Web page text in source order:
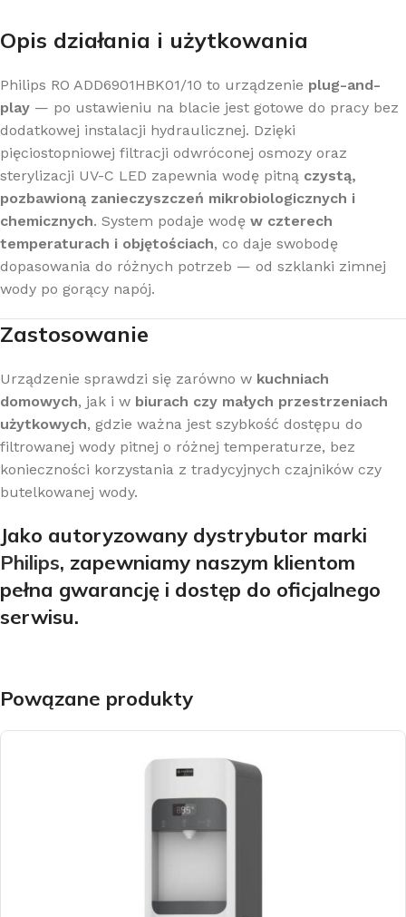
Opis działania i użytkowania
Philips RO ADD6901HBK01/10 to urządzenie plug-and-
play — po ustawieniu na blacie jest gotowe do pracy bez
dodatkowej instalacji hydraulicznej. Dzięki
pięciostopniowej filtracji odwróconej osmozy oraz
sterylizacji UV-C LED zapewnia wodę pitną czystą,
pozbawioną zanieczyszczeń mikrobiologicznych i
chemicznych. System podaje wodę w czterech
temperaturach i objętościach, co daje swobodę
dopasowania do różnych potrzeb — od szklanki zimnej
wody po gorący napój.
Zastosowanie
Urządzenie sprawdzi się zarówno w kuchniach
domowych, jak i w biurach czy małych przestrzeniach
użytkowych, gdzie ważna jest szybkość dostępu do
filtrowanej wody pitnej o różnej temperaturze, bez
konieczności korzystania z tradycyjnych czajników czy
butelkowanej wody.
Jako autoryzowany dystrybutor marki
Philips, zapewniamy naszym klientom
pełna gwarancję i dostęp do oficjalnego
serwisu.
Powązane produkty